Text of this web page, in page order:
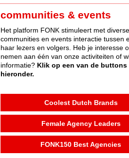
communities & events
Het platform FONK stimuleert met diverse
communities en events interactie tussen
haar lezers en volgers. Heb je interesse
nemen aan één van onze activiteiten of
informatie? Klik op een van de buttons
hieronder.
Coolest Dutch Brands
Female Agency Leaders
FONK150 Best Agencies